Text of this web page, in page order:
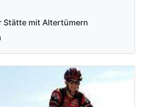
Stätte mit Altertümern